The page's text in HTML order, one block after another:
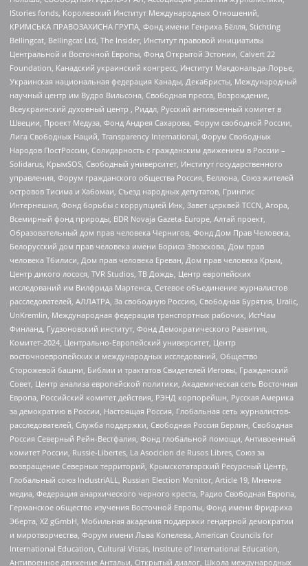
IStories fonds, Королевский Институт Международных Отношений,
КРИМСЬКА ПРАВОЗАХИСНА ГРУПА, Фонд имени Генриха Бёлля, Stichting
Bellingcat, Bellingcat Ltd, The Insider, Институт правовой инициативы
Центральной и Восточной Европы, Фонд Открытой Эстонии, Calvert 22
Foundation, Канадский украинский конгресс, Институт Макдональда-Лорье,
Украинская национальная федерация Канады, Декабристы, Международный
научный центр им Вудро Вильсона, Свободная пресса, Возрождение,
Всеукраинский духовный центр , Риддл, Русский антивоенный комитет в
Швеции, Проект Медуза, Фонд Андрея Сахарова, Форум свободной России,
Лига Свободных Наций, Transparеncy International, Форум Свободных
Народов ПостРоссии, Солидарность с гражданским движением в России –
Solidarus, КрымSOS, Свободный университет, Институт государственного
управления, Форум гражданского общества Россия, Беллона, Союз жителей
островов Тисима и Хабомаи, Съезд народных депутатов, Гринпис
Интернешнл, Фонд борьбы с коррупцией Инк, Завет церквей TCCN, Агора,
Всемирный фонд природы, BDR Novaja Gazeta-Europe, Алтай проект,
Образовательный дом прав человека Чернигов, Фонд Дом Прав Человека,
Белорусский дом прав человека имени Бориса Звозскова, Дом прав
человека Тбилиси, Дом прав человека Ереван, Дом прав человека Крым,
Центр дикого лосося, TVR Studios, ТВ Дождь, Центр европейских
исследований им Вилфрида Мартенса, Сетевое объединение журналистов
расследователей, АЛЛАТРА, За свободную Россию, Свободная Бурятия, Uralic,
UnKremlin, Международная федерация транспортных рабочих, ИстЧам
Финланд, Гудзоновский институт, Фонд Демократического Развития,
Комитет-2024, Центрально-Европейский университет, Центр
восточноевропейских и международных исследований, Общество
Сторожевой башни, Библии и трактатов Свидетелей Иеговы, Гражданский
Совет, Центр анализа европейской политики, Академическая сеть Восточная
Европа, Российский комитет действия, РЭНД корпорейшн, Русская Америка
за демократию в России, Настоящая Россия, Глобальная сеть журналистов-
расследователей, Служба поддержки, Свободная Россия Берлин, Свободная
Россия Северный Рейн-Вестфалия, Фонд глобальной помощи, Антивоенный
комитет России, Russie-Libertes, La Asocicion de Rusos Libres, Союз за
возвращение Северных территорий, Крымскотатарский Ресурсный Центр,
Глобальный союз IndustriALL, Russian Election Monitor, Article 19, Мнение
медиа, Федерация анархического черного креста, Радио Свободная Европа,
Германское общество изучения Восточной Европы, Фонд имени Фридриха
Эберта, XZ gGmbH, Мобильная академия поддержки гендерной демократии
и миротворчества, Форум имени Льва Копелева, American Councils for
International Education, Cultural Vistas, Institute of International Education,
Антивоенное движение Антальи, Открытый диалог, Школа международных